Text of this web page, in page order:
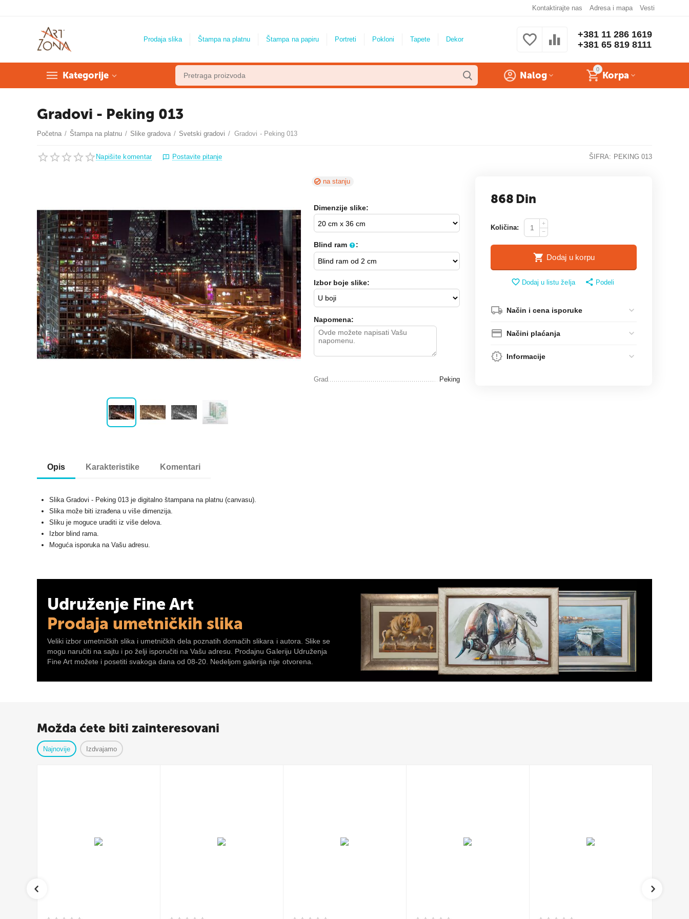
Kontaktirajte nas Adresa i mapa Vesti
Prodaja slika Štampa na platnu Štampa na papiru Portreti Pokloni Tapete Dekor
+381 11 286 1619
+381 65 819 8111
Kategorije
0
Korpa
Nalog
Gradovi - Peking 013
Početna / Štampa na platnu / Slike gradova / Svetski gradovi / Gradovi - Peking 013
Napišite komentar Postavite pitanje ŠIFRA: PEKING 013
na stanju
Dimenzije slike:
Blind ram :
Izbor boje slike:
Napomena:
Grad Peking
868 Din
Količina:
+
−
Dodaj u korpu
Dodaj u listu želja Podeli
Način i cena isporuke
Načini plaćanja
Informacije
Opis Karakteristike Komentari
Slika Gradovi - Peking 013 je digitalno štampana na platnu (canvasu).
Slika može biti izrađena u više dimenzija.
Sliku je moguce uraditi iz više delova.
Izbor blind rama.
Moguća isporuka na Vašu adresu.
Udruženje Fine Art
Prodaja umetničkih slika
Veliki izbor umetničkih slika i umetničkih dela poznatih domačih slikara i autora. Slike se
mogu naručiti na sajtu i po želji isporučiti na Vašu adresu. Prodajnu Galeriju Udruženja
Fine Art možete i posetiti svakoga dana od 08-20. Nedeljom galerija nije otvorena.
Možda ćete biti zainteresovani
Najnovije Izdvajamo